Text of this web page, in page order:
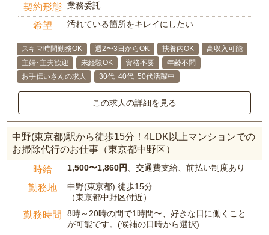
契約形態 業務委託
希望 汚れている箇所をキレイにしたい
スキマ時間勤務OK 週2〜3日からOK 扶養内OK
高収入可能
主婦･主夫歓迎
未経験OK 資格不要
年齢不問
お手伝いさんの求人
30代･40代･50代活躍中
この求人の詳細を見る
中野(東京都)駅から徒歩15分！4LDK以上マンションでの
お掃除代行のお仕事（東京都中野区）
時給 1,500〜1,860円 、交通費支給、前払い制度あり
勤務地
中野(東京都) 徒歩15分
（東京都中野区付近）
勤務時間
8時～20時の間で1時間〜、好きな日に働くこと
が可能です。(候補の日時から選択)